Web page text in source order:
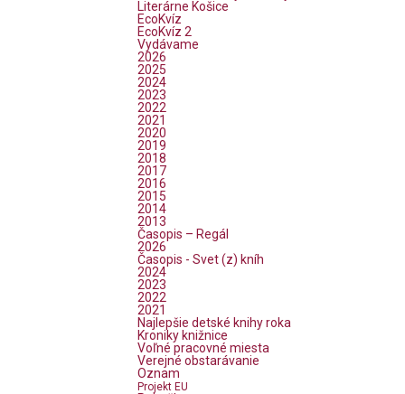
Literárne Košice
EcoKvíz
EcoKvíz 2
Vydávame
2026
2025
2024
2023
2022
2021
2020
2019
2018
2017
2016
2015
2014
2013
Časopis – Regál
2026
Časopis - Svet (z) kníh
2024
2023
2022
2021
Najlepšie detské knihy roka
Kroniky knižnice
Voľné pracovné miesta
Verejné obstarávanie
Oznam
Projekt EU